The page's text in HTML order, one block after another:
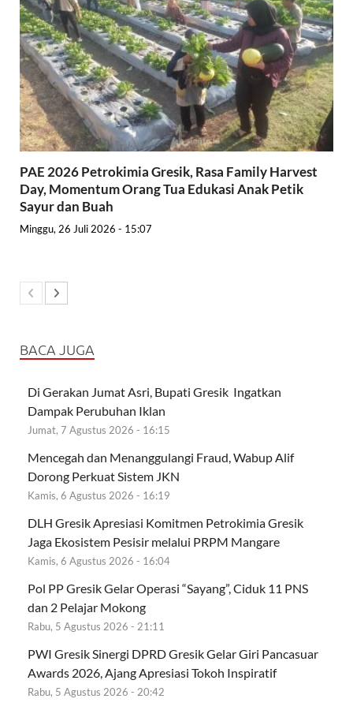
PAE 2026 Petrokimia Gresik, Rasa Family Harvest
Day, Momentum Orang Tua Edukasi Anak Petik
Sayur dan Buah
Minggu, 26 Juli 2026 - 15:07
BACA JUGA
Di Gerakan Jumat Asri, Bupati Gresik Ingatkan
Dampak Perubuhan Iklan
Jumat, 7 Agustus 2026 - 16:15
Mencegah dan Menanggulangi Fraud, Wabup Alif
Dorong Perkuat Sistem JKN
Kamis, 6 Agustus 2026 - 16:19
DLH Gresik Apresiasi Komitmen Petrokimia Gresik
Jaga Ekosistem Pesisir melalui PRPM Mangare
Kamis, 6 Agustus 2026 - 16:04
Pol PP Gresik Gelar Operasi “Sayang”, Ciduk 11 PNS
dan 2 Pelajar Mokong
Rabu, 5 Agustus 2026 - 21:11
PWI Gresik Sinergi DPRD Gresik Gelar Giri Pancasuar
Awards 2026, Ajang Apresiasi Tokoh Inspiratif
Rabu, 5 Agustus 2026 - 20:42